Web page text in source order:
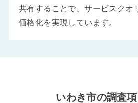
共有することで、サービスクオ
価格化を実現しています。
いわき市の調査